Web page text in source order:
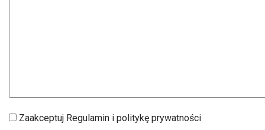
Zaakceptuj Regulamin i politykę prywatności